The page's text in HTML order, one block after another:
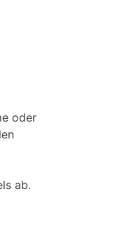
oder
ab.